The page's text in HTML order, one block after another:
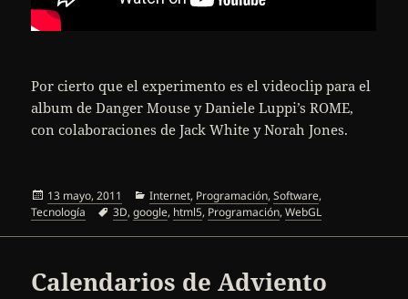
Por cierto que el experimento es el videoclip para el
album de Danger Mouse y Daniele Luppi’s ROME,
con colaboraciones de Jack White y Norah Jones.
Publicado
el
13 mayo, 2011 Categorías
Internet, Programación,Software,
Tecnología
Etiquetas
3D,google, html5, Programación,WebGL
Calendarios de Adviento